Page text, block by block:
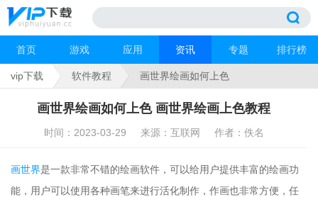
首页 游戏 应用 资讯 专题 排行榜
vip下载 软件教程 画世界绘画如何上色
画世界绘画如何上色 画世界绘画上色教程
时间：2023-03-29 来源：互联网 作者：佚名
画世界是一款非常不错的绘画软件，可以给用户提供丰富的绘画功
能，用户可以使用各种画笔来进行活化制作，作画也非常方便，任